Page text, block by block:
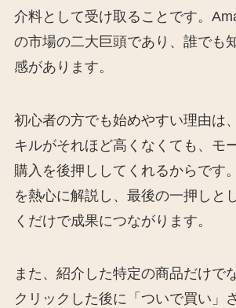
介料として受け取ることです。
の市場の二大巨頭であり、誰でも
感があります。
初心者の方でも始めやすい理由は
キルがそれほど高くなくても、モ
購入を後押ししてくれるからです
を熱心に解説し、最後の一押しと
くだけで成果につながります。
また、紹介した特定の商品だけで
クリックした後に「ついで買い」